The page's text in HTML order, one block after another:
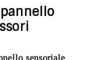
sensoriale